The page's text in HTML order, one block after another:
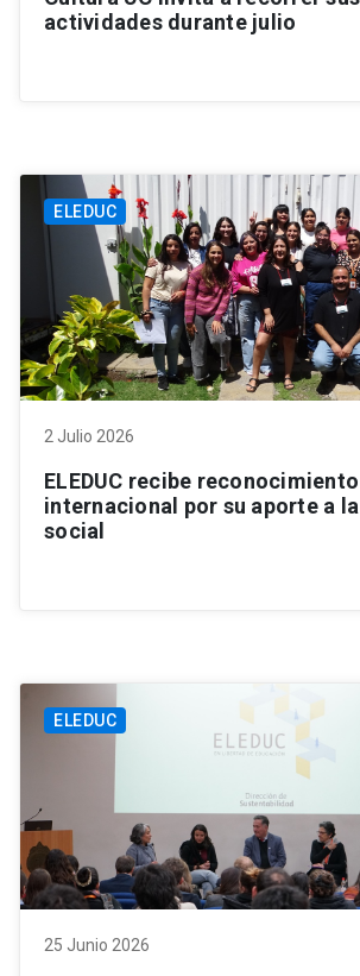
actividades durante julio
ELEDUC
2 Julio 2026
ELEDUC recibe reconocimiento
internacional por su aporte a
social
ELEDUC
25 Junio 2026